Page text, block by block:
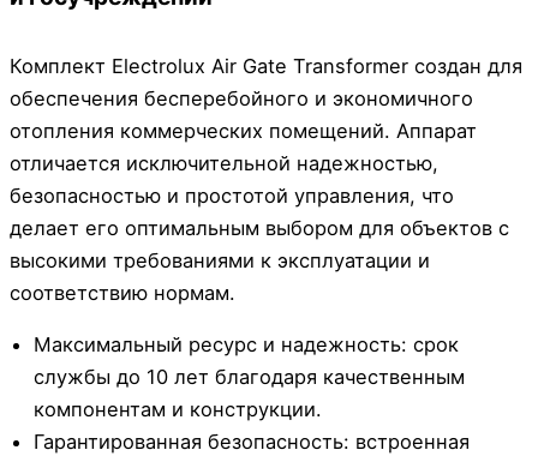
Комплект Electrolux Air Gate Transformer создан для
обеспечения бесперебойного и экономичного
отопления коммерческих помещений. Аппарат
отличается исключительной надежностью,
безопасностью и простотой управления, что
делает его оптимальным выбором для объектов с
высокими требованиями к эксплуатации и
соответствию нормам.
Максимальный ресурс и надежность: срок
службы до 10 лет благодаря качественным
компонентам и конструкции.
Гарантированная безопасность: встроенная